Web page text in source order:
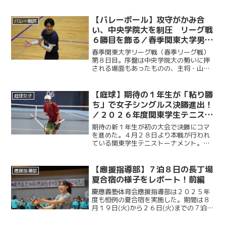
を喫したものの、最後まで慶應らしい泥
臭いバスケを貫き、４...
バレー戦評
【バレーボール】攻守がかみ合
い、中央学院大を制圧 リーグ戦
６勝目を飾る／春季関東大学男子
バレーボールリーグ戦第８日目vs
中央学院大
春季関東大学リーグ戦（春季リーグ戦）
第８日目。序盤は中央学院大の勢いに押
される場面もあったものの、主将・山口
の連続サービスエースで一気に主導権を
握り、第１セットを先取し...
庭球女子
【庭球】期待の１年生が「粘り勝
ち」で女子シングルス決勝進出！
／２０２６年度関東学生テニスト
ーナメント
期待の新１年生が初の大会で決勝にコマ
を進めた。４月２８日より本戦が行われ
ている関東学生テニストーナメント。大
さに加え最大１０メートルの強風が吹い
たこの日、内藤悠香（総政...
應援指導部
【應援指導部】７泊８日の長丁場
夏合宿の様子をレポート！前編
慶應義塾体育会應援指導部は２０２５年
度も恒例の夏合宿を実施した。期間は８
月１９日(火)から２６日(火)までの７泊８